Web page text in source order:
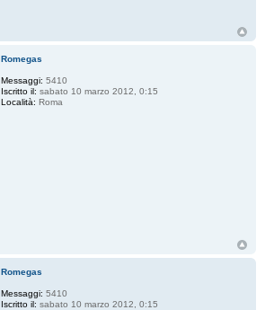
Romegas
Messaggi: 5410
Iscritto il: sabato 10 marzo 2012, 0:15
Località: Roma
Romegas
Messaggi: 5410
Iscritto il: sabato 10 marzo 2012, 0:15